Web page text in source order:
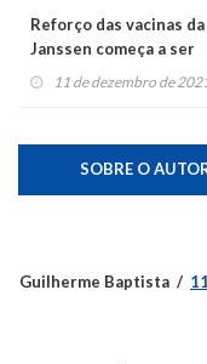
Reforço das vacinas da
Janssen começa a ser
aplicado neste sábado
11 de dezembro de
SOBRE O
Guilherme Baptista